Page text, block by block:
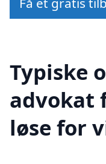
Typiske
advokat
løse for